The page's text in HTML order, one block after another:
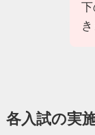
各入試の実